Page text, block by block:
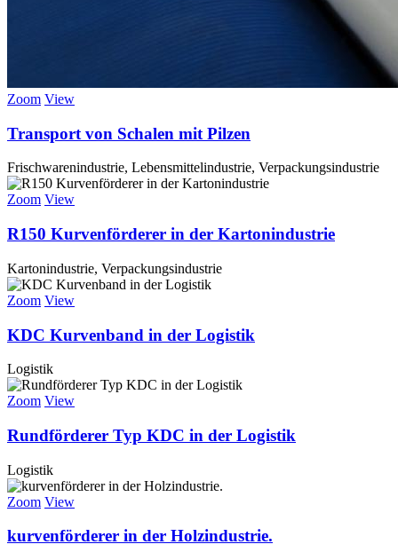
Zoom View
Transport von Schalen mit Pilzen
Frischwarenindustrie, Lebensmittelindustrie, Verpackungsindustrie
Zoom View
R150 Kurvenförderer in der Kartonindustrie
Kartonindustrie, Verpackungsindustrie
Zoom View
KDC Kurvenband in der Logistik
Logistik
Zoom View
Rundförderer Typ KDC in der Logistik
Logistik
Zoom View
kurvenförderer in der Holzindustrie.